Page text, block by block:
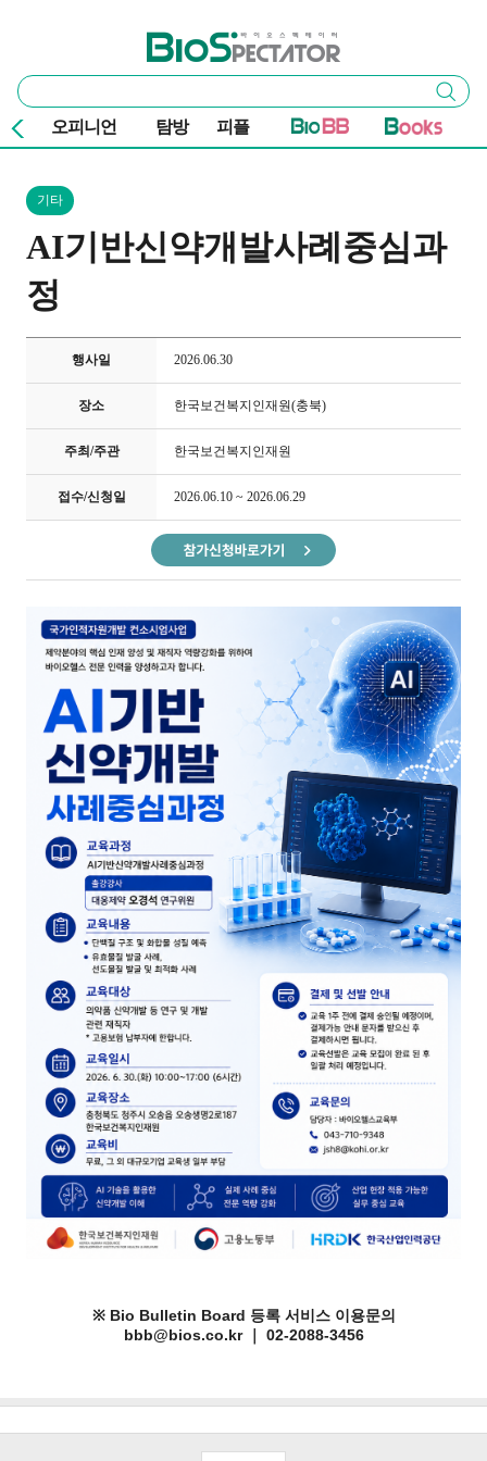
바이오스펙테이터
통
합
검
색
검색
오피니언 탐방 피플
기타
AI기반신약개발사례중심과
정
행사일 2026.06.30
장소 한국보건복지인재원(충북)
주최/주관 한국보건복지인재원
접수/신청일 2026.06.10 ~ 2026.06.29
※ Bio Bulletin Board 등록 서비스 이용문의
bbb@bios.co.kr ｜ 02-2088-3456